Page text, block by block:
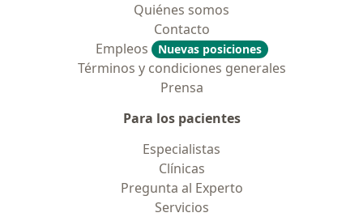
Quiénes somos
Contacto
Empleos
Nuevas posiciones
Términos y condiciones generales
Prensa
Para los pacientes
Especialistas
Clínicas
Pregunta al Experto
Servicios